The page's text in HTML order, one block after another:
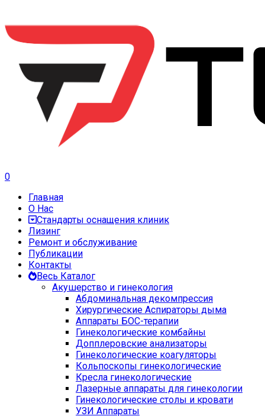
0
Главная
О Нас
Стандарты оснащения клиник
Лизинг
Ремонт и обслуживание
Публикации
Контакты
Весь Каталог
Акушерство и гинекология
Абдоминальная декомпрессия
Хирургические Аспираторы дыма
Аппараты БОС-терапии
Гинекологические комбайны
Допплеровские анализаторы
Гинекологические коагуляторы
Кольпоскопы гинекологические
Кресла гинекологические
Лазерные аппараты для гинекологии
Гинекологические столы и кровати
УЗИ Аппараты